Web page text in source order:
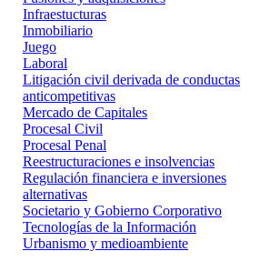
Infraestucturas
Inmobiliario
Juego
Laboral
Litigación civil derivada de conductas
anticompetitivas
Mercado de Capitales
Procesal Civil
Procesal Penal
Reestructuraciones e insolvencias
Regulación financiera e inversiones
alternativas
Societario y Gobierno Corporativo
Tecnologías de la Información
Urbanismo y medioambiente